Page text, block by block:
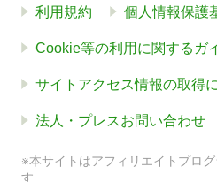
利用規約 個人情報保護
Cookie等の利用に関するガ
サイトアクセス情報の取得
法人・プレスお問い合わせ
※本サイトはアフィリエイトプロ
す